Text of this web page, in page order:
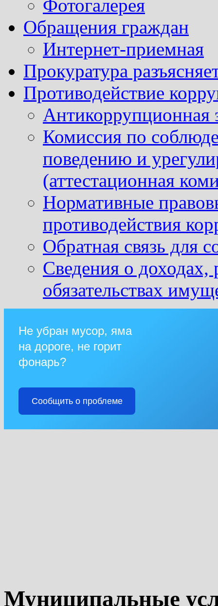
Фотогалерея
Обращения граждан
Интернет-приемная
Прокуратура
Противодействие
Антикоррупционная
Комиссия по
поведению и
(аттестационная
Нормативные
противодействия
Обратная связь для
Сведения о доходах,
обязательствах
Не убран мусор, яма
на дороге, не горит
фонарь?
Сообщить о проблеме
Муниципальные